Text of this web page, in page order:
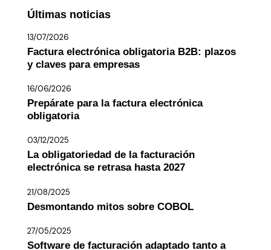
Últimas noticias
13/07/2026
Factura electrónica obligatoria B2B: plazos
y claves para empresas
16/06/2026
Prepárate para la factura electrónica
obligatoria
03/12/2025
La obligatoriedad de la facturación
electrónica se retrasa hasta 2027
21/08/2025
Desmontando mitos sobre COBOL
27/05/2025
Software de facturación adaptado tanto a